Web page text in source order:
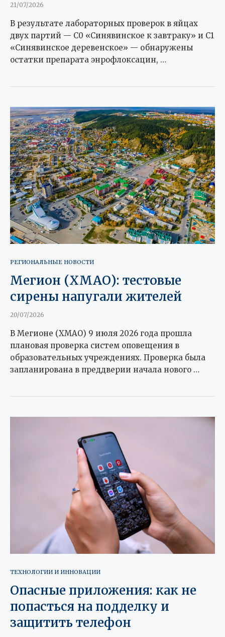
21/07/2026
В результате лабораторных проверок в яйцах
двух партий — С0 «Синявинское к завтраку» и С1
«Синявинское деревенское» — обнаружены
остатки препарата энрофлоксацин, …
РЕГИОНАЛЬНЫЕ НОВОСТИ
Мегион (ХМАО): тестовые
сирены напугали жителей
20/07/2026
В Мегионе (ХМАО) 9 июля 2026 года прошла
плановая проверка систем оповещения в
образовательных учреждениях. Проверка была
запланирована в преддверии начала нового …
ТЕХНОЛОГИИ И ИННОВАЦИИ
Опасные приложения: как не
попасться на подделку и
защитить телефон